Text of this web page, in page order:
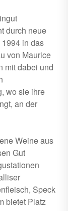
durch neue
in das
von Maurice
mit dabei und
wo sie ihre
an der
Weine aus
Gut
Speck
bietet Platz